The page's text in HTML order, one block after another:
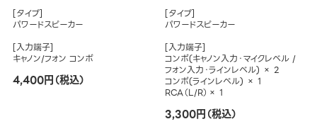
[タイプ]
パワードスピーカー
[入力端子]
キャノン/フォン コンボ
4,400円（税込）
[タイプ]
パワードスピーカー
[入力端子]
コンボ(キャノン入力・マイクレベル /
フォン入力・ラインレベル) × 2
コンボ(ラインレベル) × 1
RCA（L/R）× 1
3,300円（税込）